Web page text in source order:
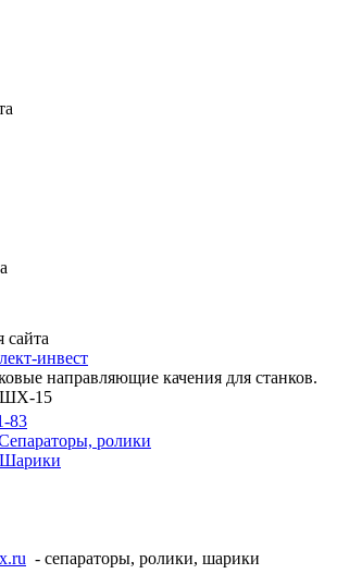
сайта
направляющие качения для станков.
ШХ-15
83
ролики
Шарики
- сепараторы, ролики, шарики